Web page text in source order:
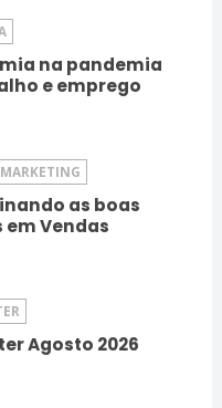
na pandemia
e emprego
as boas
Vendas
Agosto 2026